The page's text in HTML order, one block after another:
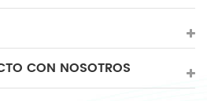
CON NOSOTROS